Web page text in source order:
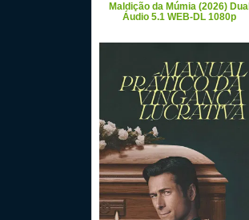
Maldição da Múmia (2026) Dual
Áudio 5.1 WEB-DL 1080p